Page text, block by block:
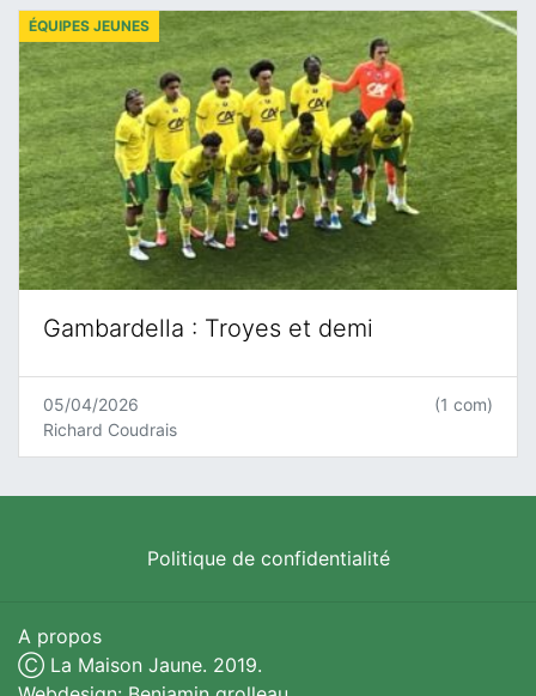
Gambardella : Troyes et demi
ÉQUIPES JEUNES
05/04/2026
Richard Coudrais
(1 com)
Politique de confidentialité
A propos
Ⓒ La Maison Jaune. 2019.